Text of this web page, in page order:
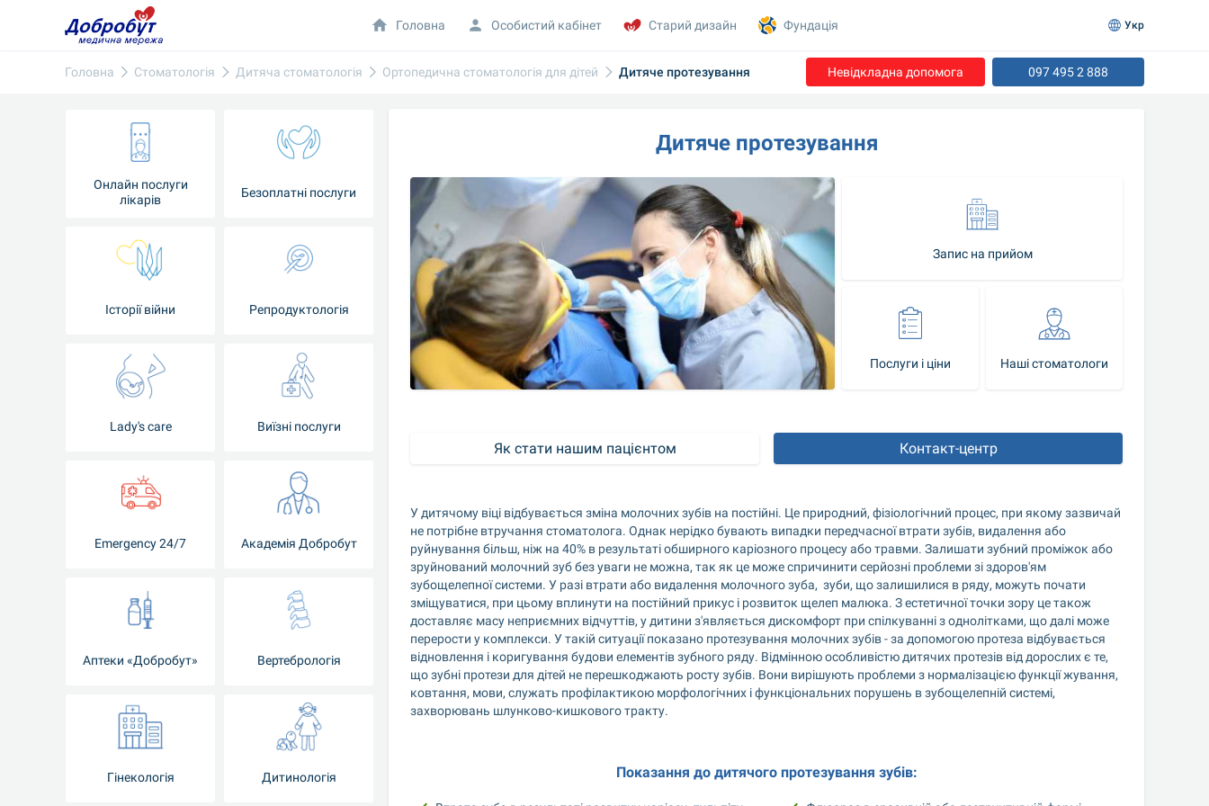
Головна Стоматологія Дитяча стоматологія Ортопедична стоматологія для дітей Дитяче протезування Невідкладна допомога 097 495 2 888
Онлайн послуги
лікарів
Безоплатні послуги
Історії війни Репродуктологія
Lady's care Виїзні послуги
Emergency 24/7 Академія Добробут
Аптеки «Добробут» Вертебрологія
Гінекологія Дитинологія
Дитяче протезування
Запис на прийом
Послуги і ціни Наші стоматологи
Як стати нашим пацієнтом Контакт-центр
У дитячому віці відбувається зміна молочних зубів на постійні. Це природний, фізіологічний процес, при якому зазвичай
не потрібне втручання стоматолога. Однак нерідко бувають випадки передчасної втрати зубів, видалення або
руйнування більш, ніж на 40% в результаті обширного каріозного процесу або травми. Залишати зубний проміжок або
зруйнований молочний зуб без уваги не можна, так як це може спричинити серйозні проблеми зі здоров'ям
зубощелепної системи. У разі втрати або видалення молочного зуба,  зуби, що залишилися в ряду, можуть почати
зміщуватися, при цьому вплинути на постійний прикус і розвиток щелеп малюка. З естетичної точки зору це також
доставляє масу неприємних відчуттів, у дитини з'являється дискомфорт при спілкуванні з однолітками, що далі може
перерости у комплекси. У такій ситуації показано протезування молочних зубів - за допомогою протеза відбувається
відновлення і коригування будови елементів зубного ряду. Відмінною особливістю дитячих протезів від дорослих є те,
що зубні протези для дітей не перешкоджають росту зубів. Вони вирішують проблеми з нормалізацією функції жування,
ковтання, мови, служать профілактикою морфологічних і функціональних порушень в зубощелепній системі,
захворювань шлунково-кишкового тракту.
Показання до дитячого протезування зубів:
Головна Особистий кабінет Старий дизайн Фундація Укр